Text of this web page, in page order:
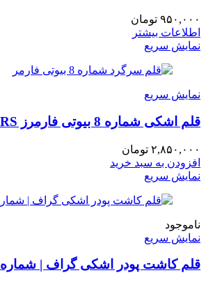
۹۵۰,۰۰۰ تومان
اطلاعات بیشتر
نمایش سریع
نمایش سریع
قلم اشکی شماره 8 بیوتی فارمرز BEAUTY FARMERS
۲,۸۵۰,۰۰۰ تومان
افزودن به سبد خرید
نمایش سریع
ناموجود
نمایش سریع
قلم کاشت پودر اشکی گراف | شماره 8 - Graph